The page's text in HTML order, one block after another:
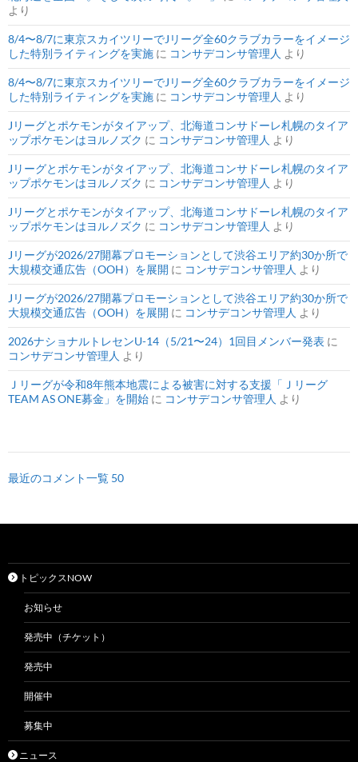
より
8/4〜8/7に東京スカイツリーでJリーグ全60クラブカラーをイメージ
した特別ライティングを実施 に コンサデコンサ管理人 より
8/4〜8/7に東京スカイツリーでJリーグ全60クラブカラーをイメージ
した特別ライティングを実施 に コンサデコンサ管理人 より
Jリーグとポケモンがタイアップ、北海道コンサドーレ札幌のタイア
ップポケモンはヨルノズク に コンサデコンサ管理人 より
Jリーグとポケモンがタイアップ、北海道コンサドーレ札幌のタイア
ップポケモンはヨルノズク に コンサデコンサ管理人 より
Jリーグとポケモンがタイアップ、北海道コンサドーレ札幌のタイア
ップポケモンはヨルノズク に コンサデコンサ管理人 より
Jリーグが2026/27開幕プロモーションとして渋谷エリア約30か所で
大規模交通広告（OOH）を展開 に コンサデコンサ管理人 より
Jリーグが2026/27開幕プロモーションとして渋谷エリア約30か所で
大規模交通広告（OOH）を展開 に コンサデコンサ管理人 より
2026ナショナルトレセンU-14（5/21〜24）1回目メンバー発表 に
コンサデコンサ管理人 より
Ｊリーグが令和8年熊本地震による被害に対する支援「Ｊリーグ
TEAM AS ONE募金」を開始 に コンサデコンサ管理人 より
最近のコメント一覧 50
トピックスNOW
お知らせ
発売中（チケット）
発売中
開催中
募集中
ニュース